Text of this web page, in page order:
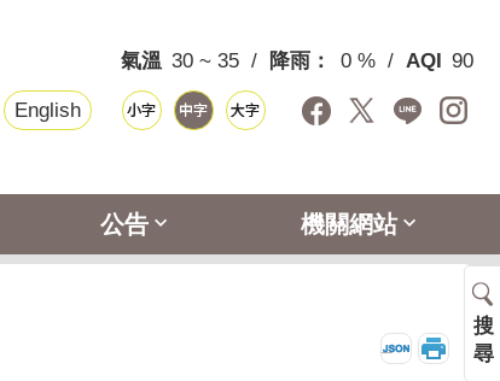
氣溫 30 ~ 35 降雨： 0 % AQI 90
English
公告 機關網站
搜
尋
_